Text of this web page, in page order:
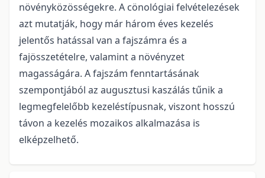
növényközösségekre. A cönológiai felvételezések
azt mutatják, hogy már három éves kezelés
jelentős hatással van a fajszámra és a
fajösszetételre, valamint a növényzet
magasságára. A fajszám fenntartásának
szempontjából az augusztusi kaszálás tűnik a
legmegfelelőbb kezeléstípusnak, viszont hosszú
távon a kezelés mozaikos alkalmazása is
elképzelhető.